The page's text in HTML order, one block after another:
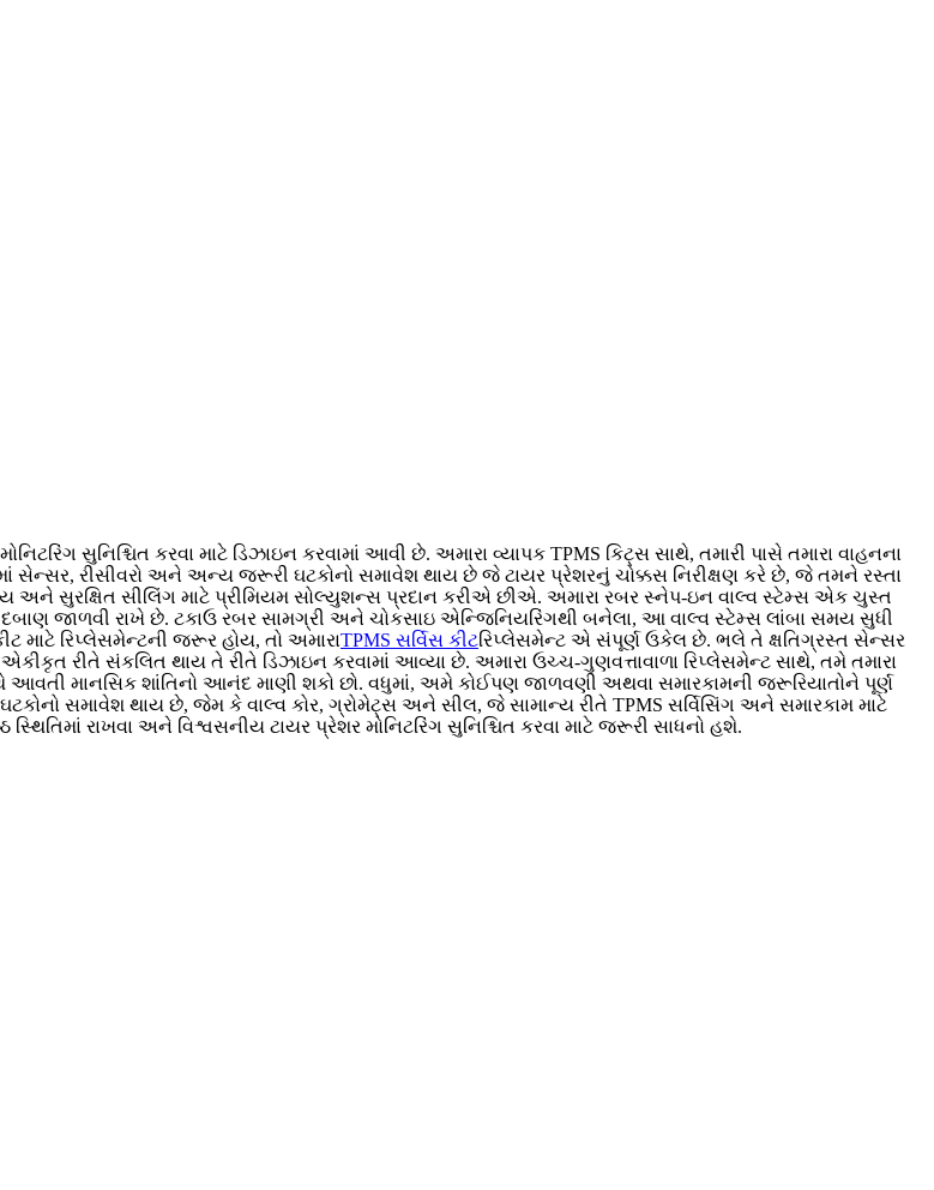
સુનિશ્ચિત કરવા માટે ડિઝાઇન કરવામાં આવી છે. અમારા વ્યાપક TPMS કિટ્સ સાથે, તમારી પાસે તમારા વાહનના
સેન્સર, રીસીવરો અને અન્ય જરૂરી ઘટકોનો સમાવેશ થાય છે જે ટાયર પ્રેશરનું ચોક્કસ નિરીક્ષણ કરે છે, જે તમને રસ્તા
અને સુરક્ષિત સીલિંગ માટે પ્રીમિયમ સોલ્યુશન્સ પ્રદાન કરીએ છીએ. અમારા રબર સ્નેપ-ઇન વાલ્વ સ્ટેમ્સ એક ચુસ્ત
જાળવી રાખે છે. ટકાઉ રબર સામગ્રી અને ચોકસાઇ એન્જિનિયરિંગથી બનેલા, આ વાલ્વ સ્ટેમ્સ લાંબા સમય સુધી
માટે રિપ્લેસમેન્ટની જરૂર હોય, તો અમારાTPMS સર્વિસ કીટરિપ્લેસમેન્ટ એ સંપૂર્ણ ઉકેલ છે. ભલે તે ક્ષતિગ્રસ્ત સેન્સર
રીતે સંકલિત થાય તે રીતે ડિઝાઇન કરવામાં આવ્યા છે. અમારા ઉચ્ચ-ગુણવત્તાવાળા રિપ્લેસમેન્ટ સાથે, તમે તમારા
આવતી માનસિક શાંતિનો આનંદ માણી શકો છો. વધુમાં, અમે કોઈપણ જાળવણી અથવા સમારકામની જરૂરિયાતોને પૂર્ણ
સમાવેશ થાય છે, જેમ કે વાલ્વ કોર, ગ્રોમેટ્સ અને સીલ, જે સામાન્ય રીતે TPMS સર્વિસિંગ અને સમારકામ માટે
સ્થિતિમાં રાખવા અને વિશ્વસનીય ટાયર પ્રેશર મોનિટરિંગ સુનિશ્ચિત કરવા માટે જરૂરી સાધનો હશે.